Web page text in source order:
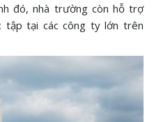
đó, nhà trường còn hỗ trợ
tập tại các công ty lớn trên